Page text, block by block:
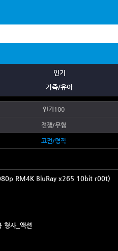
인기
가족/유아
인기100
전쟁/무협
고전/명작
RM4K BluRay x265 10bit r00t)
형사_액션